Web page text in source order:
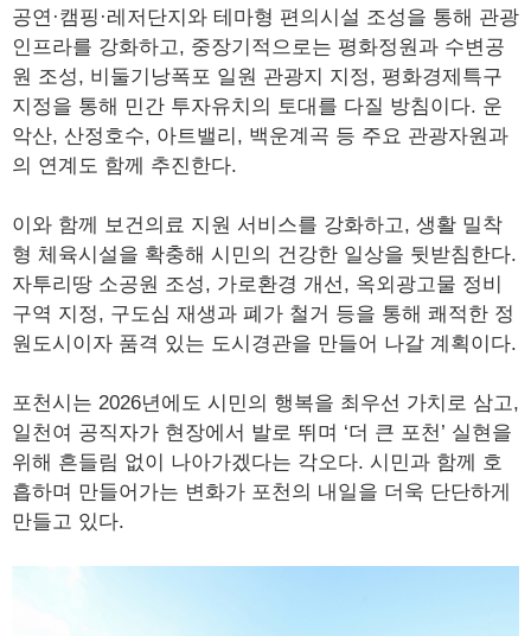
공연·캠핑·레저단지와 테마형 편의시설 조성을 통해 관광
인프라를 강화하고, 중장기적으로는 평화정원과 수변공
원 조성, 비둘기낭폭포 일원 관광지 지정, 평화경제특구
지정을 통해 민간 투자유치의 토대를 다질 방침이다. 운
악산, 산정호수, 아트밸리, 백운계곡 등 주요 관광자원과
의 연계도 함께 추진한다.
이와 함께 보건의료 지원 서비스를 강화하고, 생활 밀착
형 체육시설을 확충해 시민의 건강한 일상을 뒷받침한다.
자투리땅 소공원 조성, 가로환경 개선, 옥외광고물 정비
구역 지정, 구도심 재생과 폐가 철거 등을 통해 쾌적한 정
원도시이자 품격 있는 도시경관을 만들어 나갈 계획이다.
포천시는 2026년에도 시민의 행복을 최우선 가치로 삼고,
일천여 공직자가 현장에서 발로 뛰며 ‘더 큰 포천’ 실현을
위해 흔들림 없이 나아가겠다는 각오다. 시민과 함께 호
흡하며 만들어가는 변화가 포천의 내일을 더욱 단단하게
만들고 있다.